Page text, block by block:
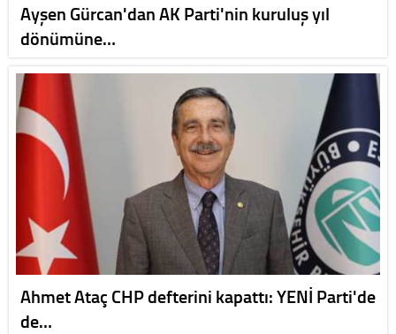
Ayşen Gürcan'dan AK Parti'nin kuruluş yıl
dönümüne…
Ahmet Ataç CHP defterini kapattı: YENİ Parti'de
de…